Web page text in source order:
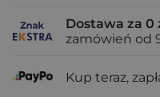
Dostawa za 0
zamówień od
Kup teraz,